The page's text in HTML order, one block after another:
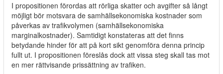
I propositionen förordas att rörliga skatter och avgifter så långt
möjligt bör motsvara de samhällsekonomiska kostnader som
påverkas av trafikvolymen (samhällsekonomiska
marginalkostnader). Samtidigt konstateras att det finns
betydande hinder för att på kort sikt genomföra denna princip
fullt ut. I propositionen föreslås dock att vissa steg skall tas mot
en mer rättvisande prissättning av trafiken.